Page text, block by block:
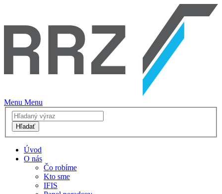
Menu Menu
Hľadať
Úvod
O nás
Čo robíme
Kto sme
IFIS